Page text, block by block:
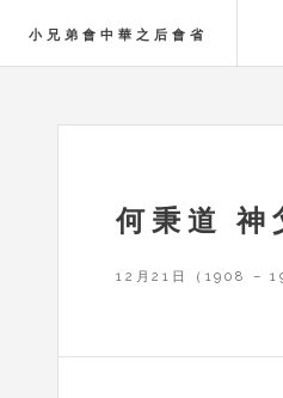
小兄弟會中華之后會省
何秉道
12月21日（1908 –